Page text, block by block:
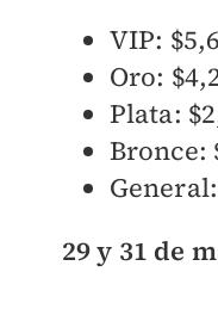
VIP:
Oro:
Plata:
Bronce:
29 y 31 de